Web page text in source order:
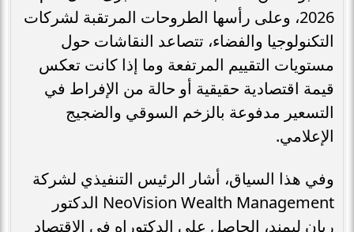
2026، وعلى رأسها الطروحات المرتقبة لشركات
التكنولوجيا والفضاء، تتصاعد النقاشات حول
مستويات التقييم المرتفعة وما إذا كانت تعكس
قيمة اقتصادية حقيقية أو حالة من الإفراط في
التسعير مدفوعة بالزخم السوقي والضجيج
الإعلامي.
وفي هذا السياق، أشار الرئيس التنفيذي لشركة
NeoVision Wealth Management الدكتور
ريان ليمند، الحاصل على الدكتوراه في الاقتصاد